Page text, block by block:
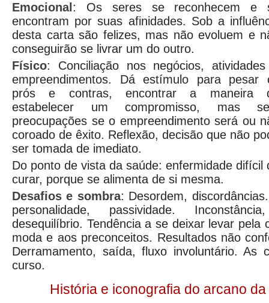
Emocional : Os seres se reconhecem e
encontram por suas afinidades. Sob a
desta carta são felizes, mas não evoluem e
conseguirão se livrar um do outro.
Físico: Conciliação nos negócios,
empreendimentos. Dá estímulo para pesar
prós e contras, encontrar a maneira
estabelecer um compromisso, mas
preocupações se o empreendimento será ou
coroado de êxito. Reflexão, decisão que não
ser tomada de imediato.
Do ponto de vista da saúde: enfermidade difícil
curar, porque se alimenta de si mesma.
Desafios e sombra: Desordem,
personalidade, passividade.
desequilíbrio. Tendência a se deixar levar pela
moda e aos preconceitos. Resultados não
Derramamento, saída, fluxo involuntário. As
curso.
História e iconografia do arcano